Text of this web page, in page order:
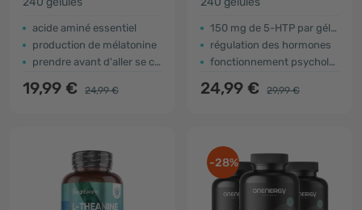
acide aminé essentiel
production de mélatonine
prendre avant d'aller se coucher
19,99 € 24,99 €
150 mg de 5-HTP par gélule
régulation des hormones
fonctionnement psychologique
24,99 € 29,99 €
-28%